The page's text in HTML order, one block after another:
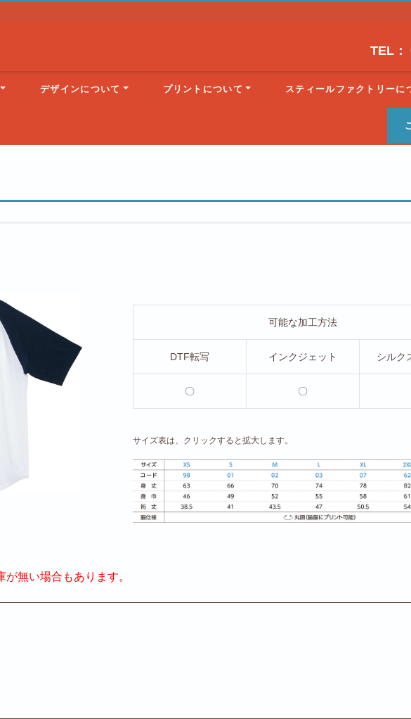
TEL：
デザインについて プリントについて スティールファクトリーに
可能な加工方法
DTF転写 インクジェット シルク
〇 〇
サイズ表は、クリックすると拡大します。
無い場合もあります。